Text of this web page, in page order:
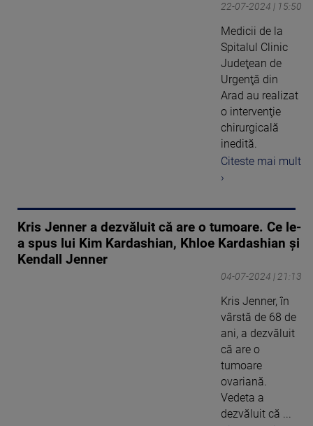
22-07-2024 | 15:50
Medicii de la
Spitalul Clinic
Judeţean de
Urgenţă din
Arad au realizat
o intervenţie
chirurgicală
inedită.
Citeste mai mult
›
Kris Jenner a dezvăluit că are o tumoare. Ce le-
a spus lui Kim Kardashian, Khloe Kardashian și
Kendall Jenner
04-07-2024 | 21:13
Kris Jenner, în
vârstă de 68 de
ani, a dezvăluit
că are o
tumoare
ovariană.
Vedeta a
dezvăluit că ...